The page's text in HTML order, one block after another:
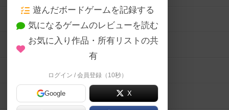
遊んだボードゲームを記録する
気になるゲームのレビューを読む
お気に入り作品・所有リストの共
有
ログイン / 会員登録（10秒）
Google X
ボードゲーム会情報
メカニクス特集
掲示板・トピックス
ボドとも・会員一覧